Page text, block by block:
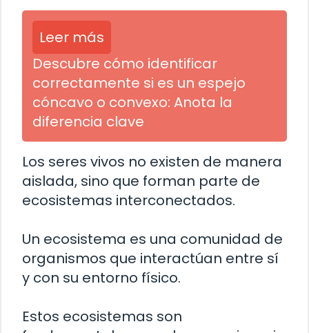
Leer más
Descubre cómo identificar
correctamente si es un espejo
cóncavo o convexo: Anota la
diferencia clave
Los seres vivos no existen de manera
aislada, sino que forman parte de
ecosistemas interconectados.
Un ecosistema es una comunidad de
organismos que interactúan entre sí
y con su entorno físico.
Estos ecosistemas son